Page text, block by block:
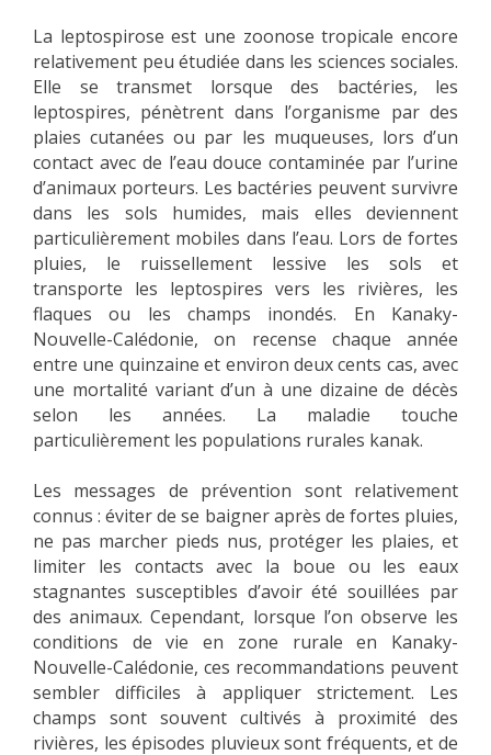
La leptospirose est une zoonose tropicale encore
relativement peu étudiée dans les sciences sociales.
Elle se transmet lorsque des bactéries, les
leptospires, pénètrent dans l’organisme par des
plaies cutanées ou par les muqueuses, lors d’un
contact avec de l’eau douce contaminée par l’urine
d’animaux porteurs. Les bactéries peuvent survivre
dans les sols humides, mais elles deviennent
particulièrement mobiles dans l’eau. Lors de fortes
pluies, le ruissellement lessive les sols et
transporte les leptospires vers les rivières, les
flaques ou les champs inondés. En Kanaky-
Nouvelle-Calédonie, on recense chaque année
entre une quinzaine et environ deux cents cas, avec
une mortalité variant d’un à une dizaine de décès
selon les années. La maladie touche
particulièrement les populations rurales kanak.
Les messages de prévention sont relativement
connus : éviter de se baigner après de fortes pluies,
ne pas marcher pieds nus, protéger les plaies, et
limiter les contacts avec la boue ou les eaux
stagnantes susceptibles d’avoir été souillées par
des animaux. Cependant, lorsque l’on observe les
conditions de vie en zone rurale en Kanaky-
Nouvelle-Calédonie, ces recommandations peuvent
sembler difficiles à appliquer strictement. Les
champs sont souvent cultivés à proximité des
rivières, les épisodes pluvieux sont fréquents, et de